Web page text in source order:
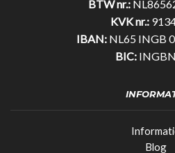
BTW nr.:
KVK nr.:
IBAN:NL65 INGB
BIC:
Blog